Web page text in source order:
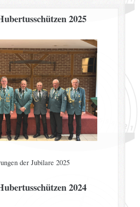
2025
der Jubilare 2025
2024